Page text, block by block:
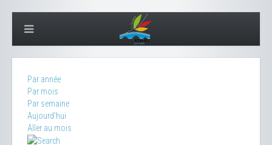
Par année
Par mois
Par semaine
Aujourd'hui
Aller au mois